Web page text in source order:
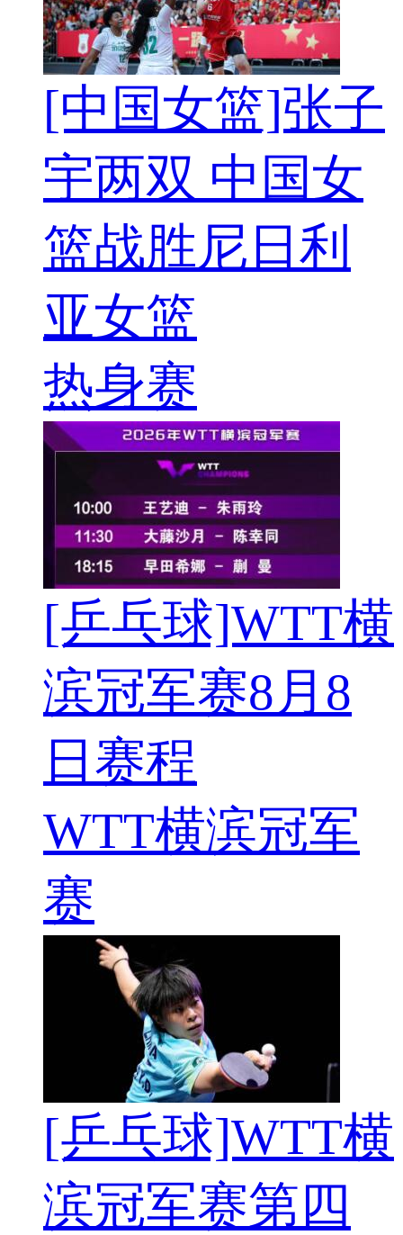
[中国女篮]张子
宇两双 中国女
篮战胜尼日利
亚女篮
热身赛
[乒乓球]WTT横
滨冠军赛8月8
日赛程
WTT横滨冠军
赛
[乒乓球]WTT横
滨冠军赛第四